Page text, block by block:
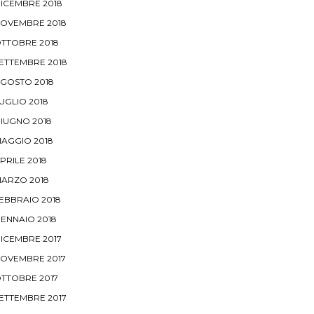
2018
2018
2018
2018
2018
2018
2018
2018
2018
2018
2018
2018
2017
2017
2017
2017